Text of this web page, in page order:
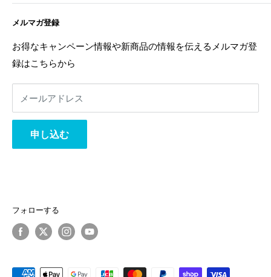
よくある質問
お問い合わせ
利用規約
返金ポリシー
配送ポリシー
特定商取引法に基づく表記
返金ポリシー
プライバシーポリシー
利用規約
事業者様へ
相互リンク
メルマガ登録
お得なキャンペーン情報や新商品の情報を伝えるメルマガ登
録はこちらから
メールアドレス
申し込む
フォローする